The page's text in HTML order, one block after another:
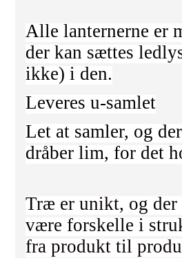
Alle lanternerne er
der kan sættes
ikke) i den.
Leveres u-samlet
Let at samler, og
dråber lim, for det
Træ er unikt, og der
være forskelle i
fra produkt til